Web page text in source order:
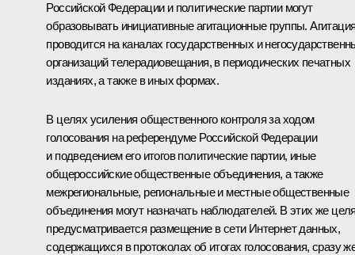
Российской Федерации и политические партии могут
образовывать инициативные агитационные группы.
проводится на каналах государственных и
организаций телерадиовещания, в периодических печатных
изданиях, а также в иных формах.
В целях усиления общественного контроля за ходом
голосования на референдуме Российской Федерации
и подведением его итогов политические партии, иные
общероссийские общественные объединения, а также
межрегиональные, региональные и местные общественные
объединения могут назначать наблюдателей. В этих же
предусматривается размещение в сети Интернет данных,
содержащихся в протоколах об итогах голосования, сразу